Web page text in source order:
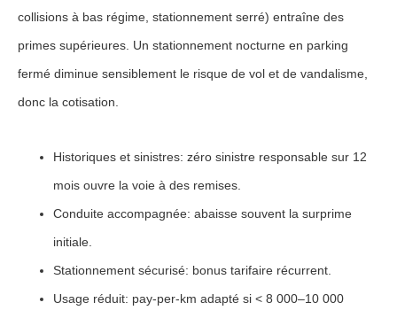
collisions à bas régime, stationnement serré) entraîne des
primes supérieures. Un stationnement nocturne en parking
fermé diminue sensiblement le risque de vol et de vandalisme,
donc la cotisation.
Historiques et sinistres: zéro sinistre responsable sur 12
mois ouvre la voie à des remises.
Conduite accompagnée: abaisse souvent la surprime
initiale.
Stationnement sécurisé: bonus tarifaire récurrent.
Usage réduit: pay-per-km adapté si < 8 000–10 000